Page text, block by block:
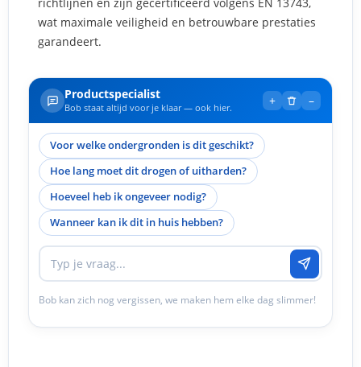
wat maximale veiligheid en betrouwbare prestaties
garandeert.
Productspecialist
Bob staat altijd voor je klaar — ook hier. + –
Voor welke ondergronden is dit geschikt?
Hoe lang moet dit drogen of uitharden?
Hoeveel heb ik ongeveer nodig?
Wanneer kan ik dit in huis hebben?
Bob kan zich nog vergissen, we maken hem elke dag slimmer!